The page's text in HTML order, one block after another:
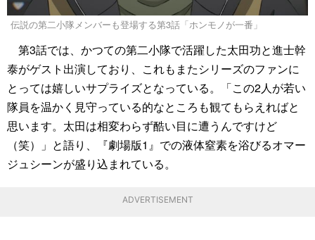
伝説の第二小隊メンバーも登場する第3話「ホンモノが一番」
第3話では、かつての第二小隊で活躍した太田功と進士幹
泰がゲスト出演しており、これもまたシリーズのファンに
とっては嬉しいサプライズとなっている。「この2人が若い
隊員を温かく見守っている的なところも観てもらえればと
思います。太田は相変わらず酷い目に遭うんですけど
（笑）」と語り、『劇場版1』での液体窒素を浴びるオマー
ジュシーンが盛り込まれている。
ADVERTISEMENT